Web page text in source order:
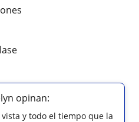
opinan:
y todo el tiempo que la